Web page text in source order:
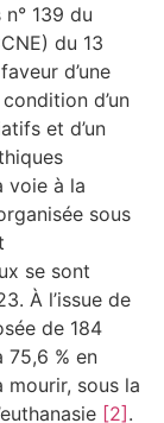
139 du
du 13
d’une
d’un
et d’un
voie à la
sous
se sont
À l’issue de
de 184
75,6 % en
mourir, sous la
[2].